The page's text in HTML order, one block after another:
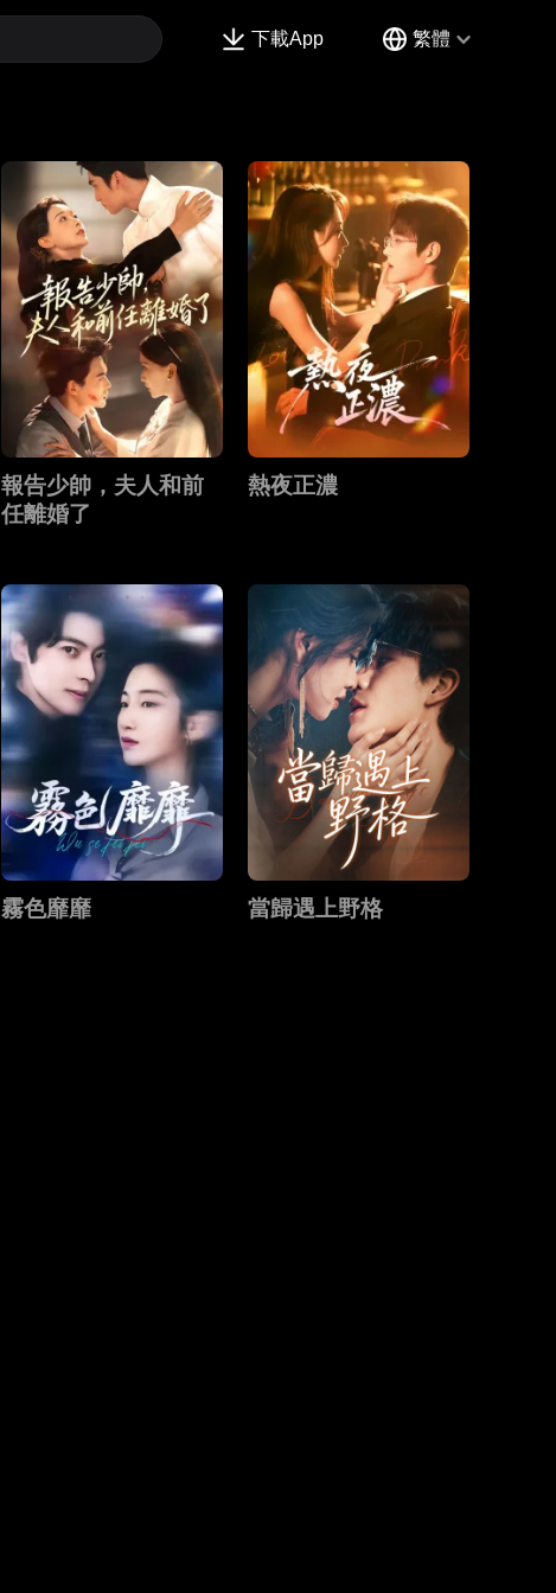
下載App 繁體
報告少帥，夫人和前
任離婚了
熱夜正濃
霧色靡靡 當歸遇上野格